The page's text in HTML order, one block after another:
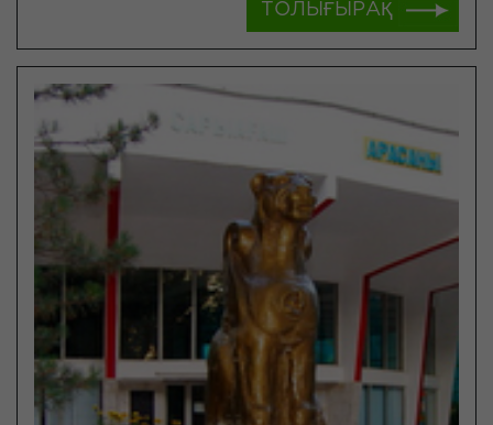
ТОЛЫҒЫРАҚ